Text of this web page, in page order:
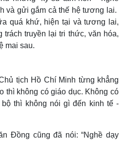
và gửi gắm cả thế hệ tương lai.
quá khứ, hiện tại và tương lai,
trách truyền lại tri thức, văn hóa,
mai sau.
tịch Hồ Chí Minh từng khẳng
thì không có giáo dục. Không có
thì không nói gì đến kinh tế -
Đồng cũng đã nói: “Nghề dạy